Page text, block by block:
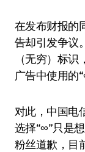
在发布财报的
告却引发争议
（无穷）标
广告中使用的
对此，中国电
选择“∞”只是
粉丝道歉，目